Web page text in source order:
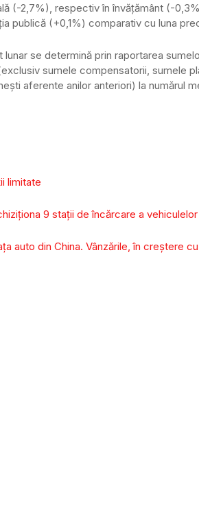
(-2,7%), respectiv în învăţământ (-
publică (+0,1%) comparativ cu luna
lunar se determină prin raportarea
sumele compensatorii, sumele
aferente anilor anteriori) la numărul
limitate
9 staţii de încărcare a
auto din China. Vânzările, în creștere